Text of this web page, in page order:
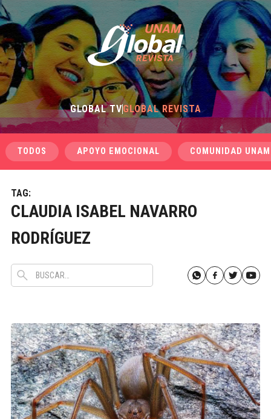
GLOBAL TVGLOBAL REVISTA
TODOS APOYO EMOCIONAL COMUNIDAD UNAM
TAG:
CLAUDIA ISABEL NAVARRO
RODRÍGUEZ